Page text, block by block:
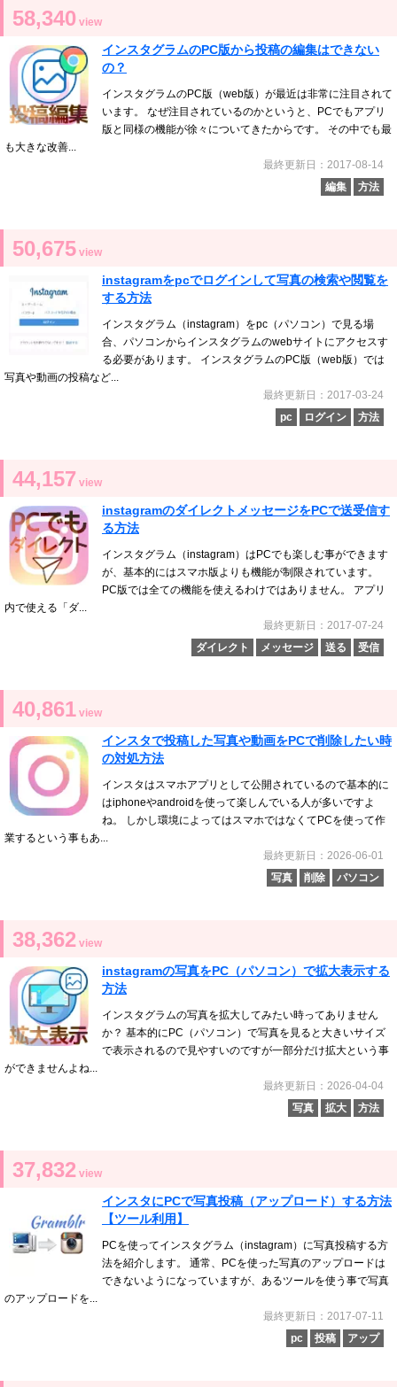
58,340 view
インスタグラムのPC版から投稿の編集はできない
の？
インスタグラムのPC版（web版）が最近は非常に注目されて
います。 なぜ注目されているのかというと、PCでもアプリ
版と同様の機能が徐々についてきたからです。 その中でも最
も大きな改善...
最終更新日：2017-08-14
編集
方法
50,675 view
instagramをpcでログインして写真の検索や閲覧を
する方法
インスタグラム（instagram）をpc（パソコン）で見る場
合、パソコンからインスタグラムのwebサイトにアクセスす
る必要があります。 インスタグラムのPC版（web版）では
写真や動画の投稿など...
最終更新日：2017-03-24
pc
ログイン 方法
44,157 view
instagramのダイレクトメッセージをPCで送受信す
る方法
インスタグラム（instagram）はPCでも楽しむ事ができます
が、基本的にはスマホ版よりも機能が制限されています。
PC版では全ての機能を使えるわけではありません。 アプリ
内で使える「ダ...
最終更新日：2017-07-24
ダイレクト
メッセージ 送る 受信
40,861 view
インスタで投稿した写真や動画をPCで削除したい時
の対処方法
インスタはスマホアプリとして公開されているので基本的に
はiphoneやandroidを使って楽しんでいる人が多いですよ
ね。 しかし環境によってはスマホではなくてPCを使って作
業するという事もあ...
最終更新日：2026-06-01
写真
削除 パソコン
38,362 view
instagramの写真をPC（パソコン）で拡大表示する
方法
インスタグラムの写真を拡大してみたい時ってありません
か？ 基本的にPC（パソコン）で写真を見ると大きいサイズ
で表示されるので見やすいのですが一部分だけ拡大という事
ができませんよね...
最終更新日：2026-04-04
写真
拡大 方法
37,832 view
インスタにPCで写真投稿（アップロード）する方法
【ツール利用】
PCを使ってインスタグラム（instagram）に写真投稿する方
法を紹介します。 通常、PCを使った写真のアップロードは
できないようになっていますが、あるツールを使う事で写真
のアップロードを...
最終更新日：2017-07-11
pc
投稿 アップ